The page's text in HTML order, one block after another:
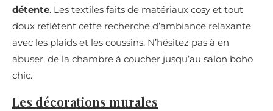
détente. Les textiles faits de matériaux cosy et tout
doux reflètent cette recherche d’ambiance relaxante
avec les plaids et les coussins. N’hésitez pas à en
abuser, de la chambre à coucher jusqu’au salon boho
chic.
Les décorations murales